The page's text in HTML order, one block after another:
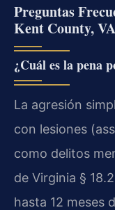
Preguntas
Kent County, VA
¿Cuál es la pena
La agresión
con lesiones
como delitos
de Virginia §
hasta 12 meses